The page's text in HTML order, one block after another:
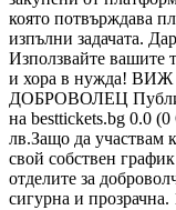
която потвърждава
изпълни задачата.
Използвайте вашите
и хора в нужда!
ДОБРОВОЛЕЦ
на besttickets.bg 0.0
лв.Защо да участвам
свой собствен
отделите за
сигурна и прозрачна.